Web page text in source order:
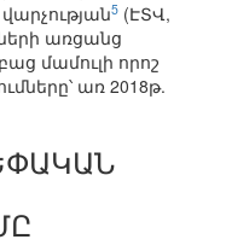
5 (ԷՏՎ,
առցանց
մամուլի որոշ
առ 2018թ.